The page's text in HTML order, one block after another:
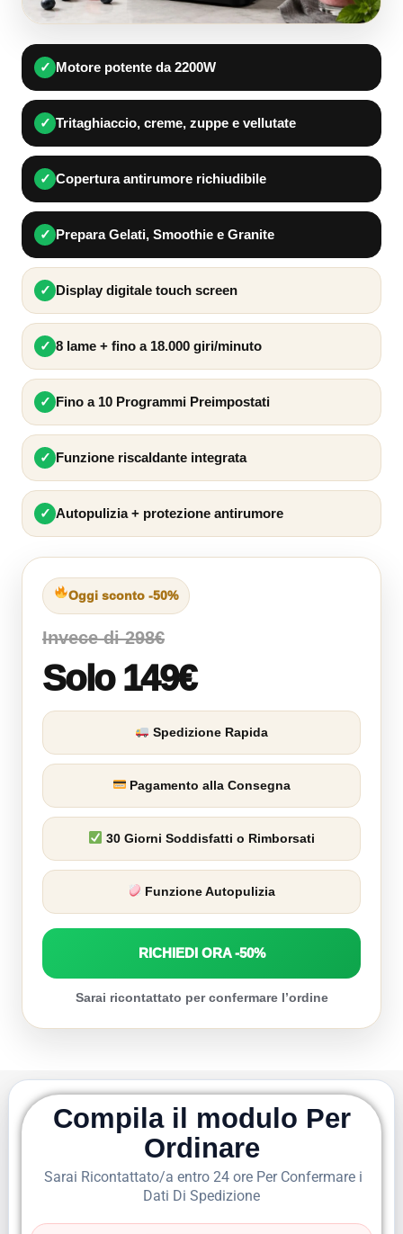
✓ Motore potente da 2200W
✓ Tritaghiaccio, creme, zuppe e vellutate
✓ Copertura antirumore richiudibile
✓ Prepara Gelati, Smoothie e Granite
✓ Display digitale touch screen
✓ 8 lame + fino a 18.000 giri/minuto
✓ Fino a 10 Programmi Preimpostati
✓ Funzione riscaldante integrata
✓ Autopulizia + protezione antirumore
Oggi sconto -50%
Invece di 298€
Solo 149€
Spedizione Rapida
Pagamento alla Consegna
30 Giorni Soddisfatti o Rimborsati
Funzione Autopulizia
RICHIEDI ORA -50%
Sarai ricontattato per confermare l’ordine
Compila il modulo Per
Ordinare
Sarai Ricontattato/a entro 24 ore Per Confermare i
Dati Di Spedizione